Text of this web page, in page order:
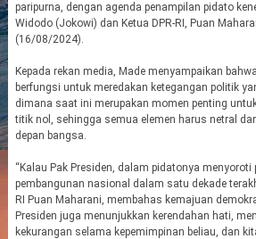
paripurna, dengan agenda penampilan pidato
Widodo (Jokowi) dan Ketua DPR-RI, Puan
(16/08/2024).
Kepada rekan media, Made menyampaikan
berfungsi untuk meredakan ketegangan politik
dimana saat ini merupakan momen penting
titik nol, sehingga semua elemen harus netral
depan bangsa.
“Kalau Pak Presiden, dalam pidatonya menyoroti
pembangunan nasional dalam satu dekade
RI Puan Maharani, membahas kemajuan
Presiden juga menunjukkan kerendahan hati,
kekurangan selama kepemimpinan beliau, dan